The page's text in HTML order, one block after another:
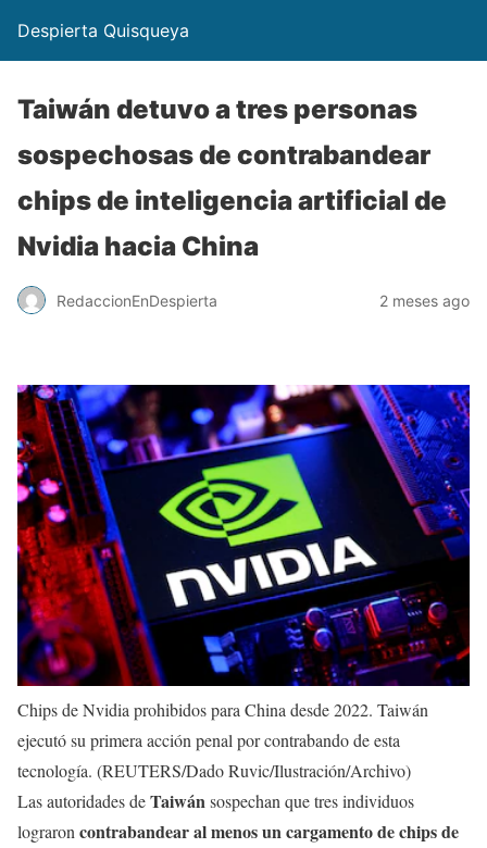
Despierta Quisqueya
Taiwán detuvo a tres personas
sospechosas de contrabandear
chips de inteligencia artificial de
Nvidia hacia China
RedaccionEnDespierta 2 meses ago
Chips de Nvidia prohibidos para China desde 2022. Taiwán
ejecutó su primera acción penal por contrabando de esta
tecnología. (REUTERS/Dado Ruvic/Ilustración/Archivo)
Las autoridades deTaiwánsospechan que tres individuos
lograroncontrabandear al menos un cargamento de chips de